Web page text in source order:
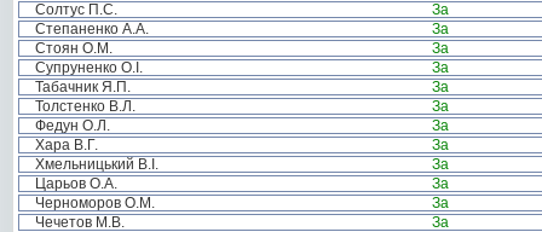
Солтус П.С.
За
Степаненко А.А.
За
Стоян О.М.
За
Супруненко О.І.
За
Табачник Я.П.
За
Толстенко В.Л.
За
Федун О.Л.
За
Хара В.Г.
За
Хмельницький В.І.
За
Царьов О.А.
За
Черноморов О.М.
За
Чечетов М.В.
За